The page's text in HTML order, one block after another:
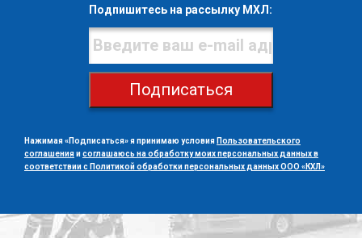
Подпишитесь на рассылку МХЛ:
Подписаться
Нажимая «Подписаться» я принимаю условия Пользовательского
соглашенияисоглашаюсь на обработку моих персональных данных в
соответствии с Политикой обработки персональных данных ООО «КХЛ»